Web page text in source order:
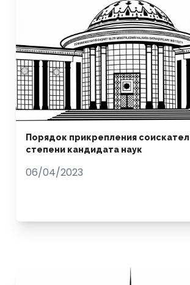
Порядок прикрепления
степени кандидата наук
06/04/2023